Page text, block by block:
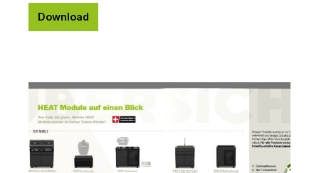
Download